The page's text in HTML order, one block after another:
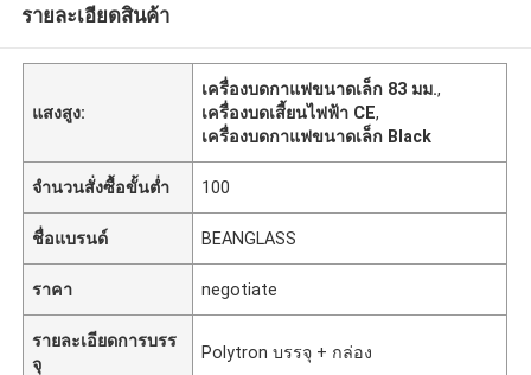
รายละเอียดสินค้า
แสงสูง:
เครื่องบดกาแฟขนาดเล็ก 83 มม.,
เครื่องบดเสี้ยนไฟฟ้า CE,
เครื่องบดกาแฟขนาดเล็ก Black
จำนวนสั่งซื้อขั้นต่ำ 100
ชื่อแบรนด์ BEANGLASS
ราคา negotiate
รายละเอียดการบรร
จุ
Polytron บรรจุ + กล่อง